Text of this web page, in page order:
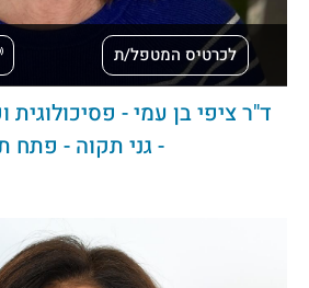
לכרטיס המטפל/ת
ד"ר ציפי בן עמי -
- גני תקוה - פתח